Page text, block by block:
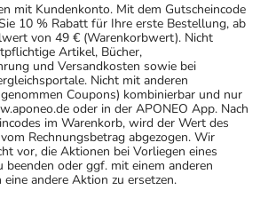
mit Kundenkonto. Mit dem Gutscheincode
10 % Rabatt für Ihre erste Bestellung, ab
von 49 € (Warenkorbwert). Nicht
Artikel, Bücher,
und Versandkosten sowie bei
Nicht mit anderen
Coupons) kombinierbar und nur
oder in der APONEO App. Nach
im Warenkorb, wird der Wert des
Rechnungsbetrag abgezogen. Wir
vor, die Aktionen bei Vorliegen eines
beenden oder ggf. mit einem anderen
andere Aktion zu ersetzen.